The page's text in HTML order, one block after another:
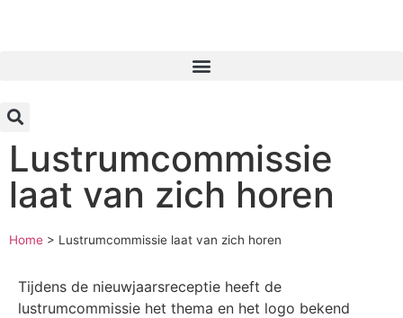
Lustrumcommissie
laat van zich horen
Home > Lustrumcommissie laat van zich horen
Tijdens de nieuwjaarsreceptie heeft de
lustrumcommissie het thema en het logo bekend